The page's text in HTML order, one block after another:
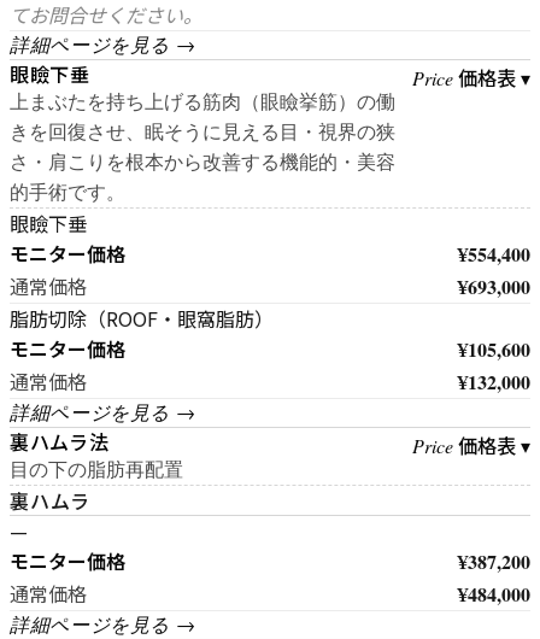
てお問合せください。
詳細ページを見る →
眼瞼下垂
上まぶたを持ち上げる筋肉（眼瞼挙筋）の働
きを回復させ、眠そうに見える目・視界の狭
さ・肩こりを根本から改善する機能的・美容
的手術です。
Price価格表 ▾
眼瞼下垂
モニター価格 ¥554,400
通常価格 ¥693,000
脂肪切除（ROOF・眼窩脂肪）
モニター価格 ¥105,600
通常価格 ¥132,000
詳細ページを見る →
裏ハムラ法
目の下の脂肪再配置
Price価格表 ▾
裏ハムラ
—
モニター価格 ¥387,200
通常価格 ¥484,000
詳細ページを見る →